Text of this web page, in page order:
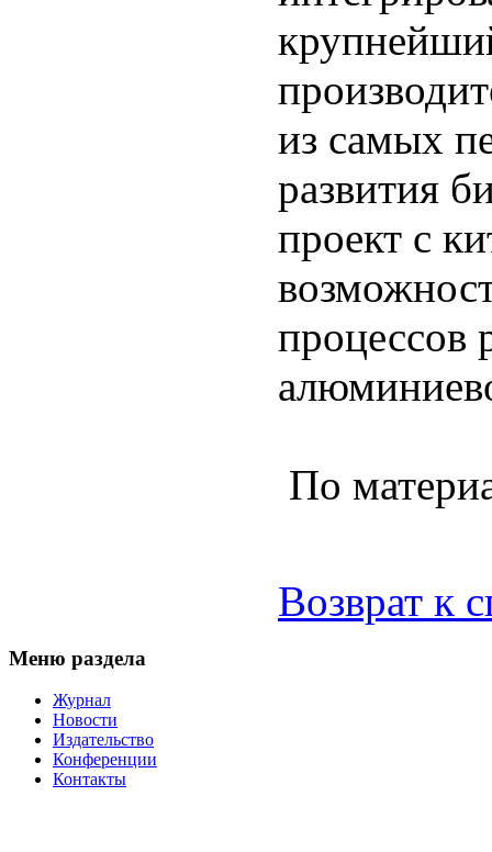
из самых
развития
проект с
процессов
По
Возврат к
Меню раздела
Журнал
Новости
Издательство
Конференции
Контакты